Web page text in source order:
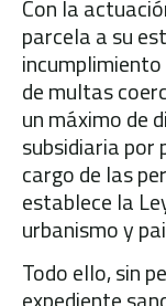
Con la
parcela a su
de multas
un máximo de
subsidiaria por
cargo de las
establece la
urbanismo y
Todo ello, sin